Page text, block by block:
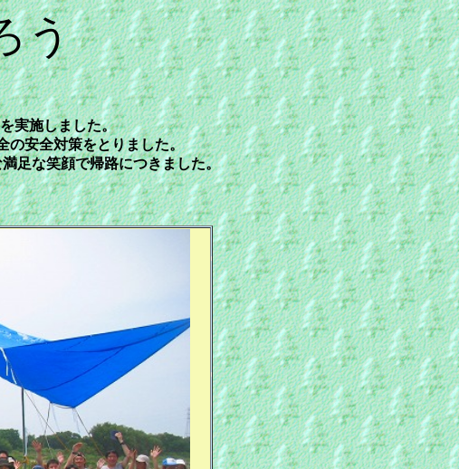
う
実施しました。
の安全対策をとりました。
足な笑顔で帰路につきました。